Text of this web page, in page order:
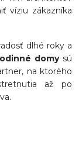
víziu zákazníka
dlhé roky a
domysú
na ktorého
až po